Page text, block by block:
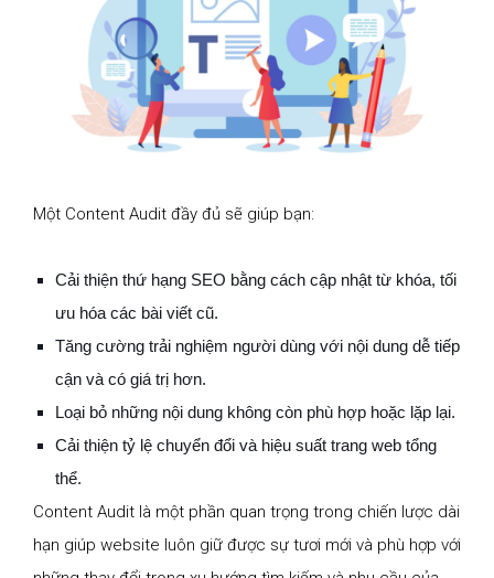
Một Content Audit đầy đủ sẽ giúp bạn:
Cải thiện thứ hạng SEO bằng cách cập nhật từ khóa, tối
ưu hóa các bài viết cũ.
Tăng cường trải nghiệm người dùng với nội dung dễ tiếp
cận và có giá trị hơn.
Loại bỏ những nội dung không còn phù hợp hoặc lặp lại.
Cải thiện tỷ lệ chuyển đổi và hiệu suất trang web tổng
thể.
Content Audit là một phần quan trọng trong chiến lược dài
hạn giúp website luôn giữ được sự tươi mới và phù hợp với